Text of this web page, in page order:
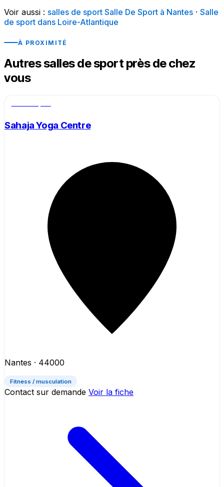
Voir aussi : salles de sport Salle De Sport à Nantes · Salle
de sport dans Loire-Atlantique
À PROXIMITÉ
Autres salles de sport près de chez
vous
Sahaja Yoga Centre
Nantes · 44000
Fitness / musculation
Contact sur demande Voir la fiche